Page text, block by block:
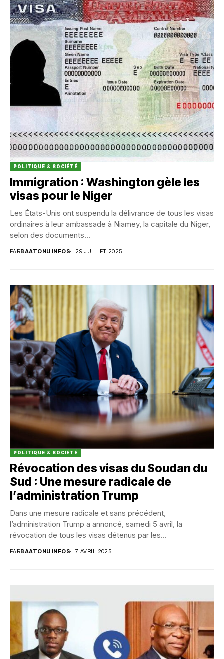
POLITIQUE & SOCIÉTÉ
Immigration : Washington gèle les
visas pour le Niger
Les États-Unis ont suspendu la délivrance de tous les visas
ordinaires à leur ambassade à Niamey, la capitale du Niger,
selon des documents...
PARBAATONU INFOS 29 JUILLET 2025
POLITIQUE & SOCIÉTÉ
Révocation des visas du Soudan du
Sud : Une mesure radicale de
l’administration Trump
Dans une mesure radicale et sans précédent,
l’administration Trump a annoncé, samedi 5 avril, la
révocation de tous les visas détenus par les...
PARBAATONU INFOS 7 AVRIL 2025